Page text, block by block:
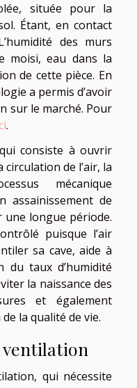
située pour la
Étant, en contact
des murs
moisi, eau dans la
de cette pièce. En
a permis d’avoir
sur le marché. Pour
.
consiste à ouvrir
de l’air, la
mécanique
assainissement de
une longue période.
puisque l’air
sa cave, aide à
du taux d’humidité
la naissance des
et également
la qualité de vie.
ventilation
qui nécessite